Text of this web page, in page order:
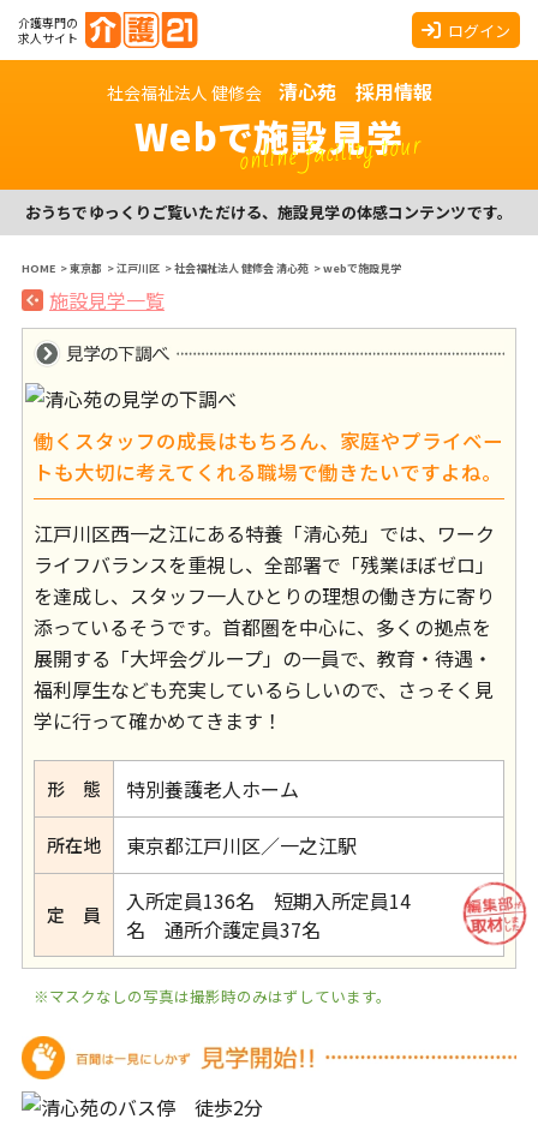
介護専門の
求人サイト
ログイン
社会福祉法人 健修会 清心苑 採用情報
Webで施設見学
online facility tour
おうちでゆっくりご覧いただける、施設見学の体感コンテンツです。
HOME >東京都 >江戸川区 >社会福祉法人 健修会 清心苑 >webで施設見学
施設見学一覧
働くスタッフの成長はもちろん、家庭やプライベー
トも大切に考えてくれる職場で働きたいですよね。
江戸川区西一之江にある特養「清心苑」では、ワーク
ライフバランスを重視し、全部署で「残業ほぼゼロ」
を達成し、スタッフ一人ひとりの理想の働き方に寄り
添っているそうです。首都圏を中心に、多くの拠点を
展開する「大坪会グループ」の一員で、教育・待遇・
福利厚生なども充実しているらしいので、さっそく見
学に行って確かめてきます！
形 態 特別養護老人ホーム
所在地 東京都江戸川区／一之江駅
定 員
入所定員136名 短期入所定員14
名 通所介護定員37名
※マスクなしの写真は撮影時のみはずしています。